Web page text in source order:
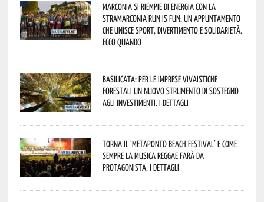
Marconia si riempie di energia con la
StraMarconia Run is Fun: un appuntamento
che unisce sport, divertimento e solidarietà.
Ecco quando
Basilicata: per le imprese vivaistiche
forestali un nuovo strumento di sostegno
agli investimenti. I dettagli
Torna il ‘Metaponto beach festival’ e come
sempre la musica reggae farà da
protagonista. I dettagli